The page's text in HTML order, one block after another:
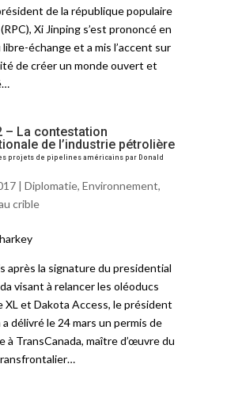
de la république populaire
Xi Jinping s’est prononcé en
échange et a mis l’accent sur
de créer un monde ouvert et
– La contestation
de l’industrie pétrolière
projets de pipelines américains par Donald
| Diplomatie, Environnement,
crible
après la signature du presidential
visant à relancer les oléoducs
XL et Dakota Access, le président
a délivré le 24 mars un permis de
à TransCanada, maître d’œuvre du